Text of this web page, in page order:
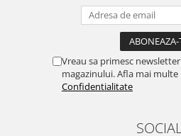
Vreau sa primesc
magazinului. Afla mai multe
Confidentialitate
SOCIAL